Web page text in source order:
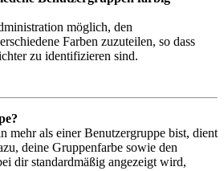
möglich, den
Farben zuzuteilen, so dass
zu identifizieren sind.
mehr als einer Benutzergruppe bist, dient
deine Gruppenfarbe sowie den
dir standardmäßig angezeigt wird,